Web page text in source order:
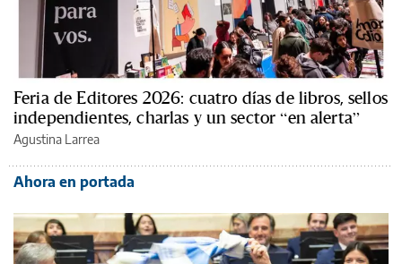
Feria de Editores 2026: cuatro días de libros, sellos
independientes, charlas y un sector “en alerta”
Agustina Larrea
Ahora en portada